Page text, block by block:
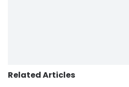
Related Articles